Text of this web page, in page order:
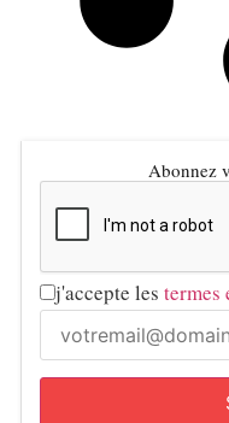
Abonnez
j'accepte les termes